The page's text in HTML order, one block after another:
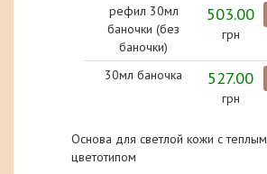
рефил 30мл
баночки (без
баночки)
503.00
грн
30мл баночка 527.00
грн
Основа для светлой кожи с теплым
цветотипом